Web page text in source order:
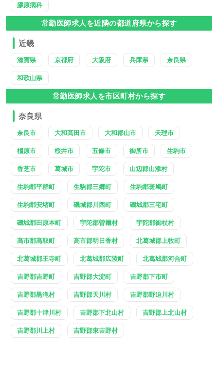
膠原病科
常勤医師求人を近隣の都道府県から探す
近畿
滋賀県 京都府 大阪府 兵庫県 奈良県
和歌山県
常勤医師求人を市区町村から探す
奈良県
奈良市 大和高田市 大和郡山市 天理市
橿原市 桜井市 五條市 御所市 生駒市
香芝市 葛城市 宇陀市 山辺郡山添村
生駒郡平群町 生駒郡三郷町 生駒郡斑鳩町
生駒郡安堵町 磯城郡川西町 磯城郡三宅町
磯城郡田原本町 宇陀郡曽爾村 宇陀郡御杖村
高市郡高取町 高市郡明日香村 北葛城郡上牧町
北葛城郡王寺町 北葛城郡広陵町 北葛城郡河合町
吉野郡吉野町 吉野郡大淀町 吉野郡下市町
吉野郡黒滝村 吉野郡天川村 吉野郡野迫川村
吉野郡十津川村 吉野郡下北山村 吉野郡上北山村
吉野郡川上村 吉野郡東吉野村